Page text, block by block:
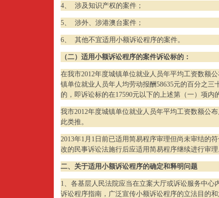
4、 涉及知识产权的案件；
5、 涉外、涉港澳台案件；
6、 其他不宜适用小额诉讼程序的案件。
（二）适用小额诉讼程序的案件诉讼标的：
在我市2012年度城镇单位就业人员年平均工资数额
镇单位就业人员年人均劳动报酬58635元的百分之
的，即诉讼标的在17590元以下的上述第（一）项
我市2012年度城镇单位就业人员年平均工资数额公
此类推。
2013年1月1日前已适用简易程序审理但尚未审结的
改的民事诉讼法施行后应适用简易程序继续进行审
二、关于适用小额诉讼程序的确定和释明问题
1、各基层人民法院应当在立案大厅或诉讼服务中心
诉讼程序指南，广泛宣传小额诉讼程序的立法目的